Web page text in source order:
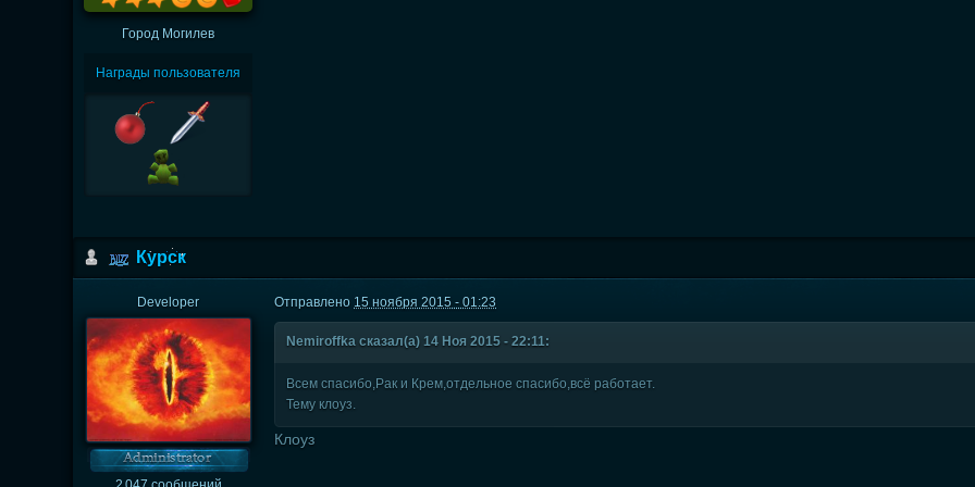
Город Могилев
Награды пользователя
Курск
Developer Отправлено 15 ноября 2015 - 01:23
Nеmiroffkа сказал(а) 14 Ноя 2015 - 22:11:
Всем спасибо,Рак и Крем,отдельное спасибо,всё работает.
Тему клоуз.
Клоуз